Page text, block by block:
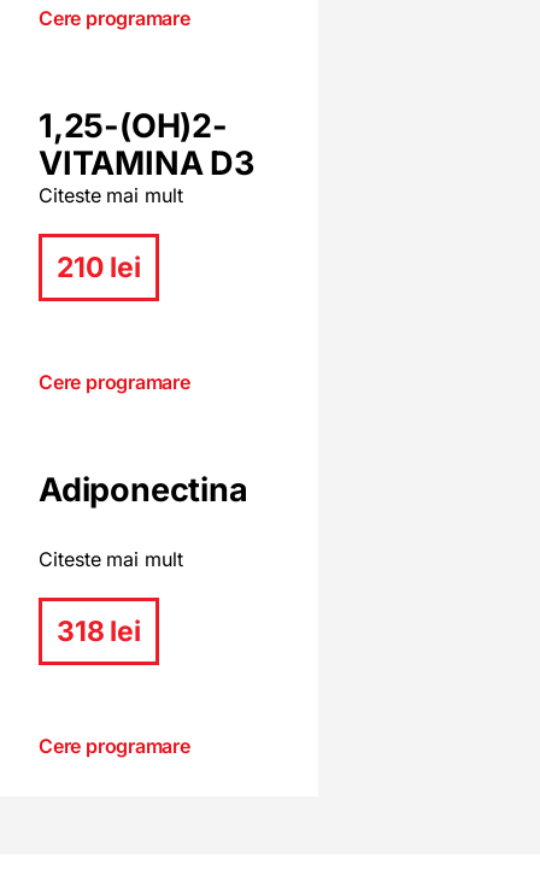
Cere programare
1,25-(OH)2-
VITAMINA D3
Citeste mai mult
210 lei
Cere programare
Adiponectina
Citeste mai mult
318 lei
Cere programare